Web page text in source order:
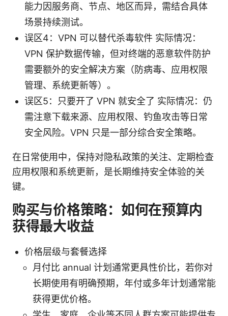
能力因服务商、节点、地区而异，需结合具体
场景持续测试。
误区4：VPN 可以替代杀毒软件 实际情况：
VPN 保护数据传输，但对终端的恶意软件防护
需要额外的安全解决方案（防病毒、应用权限
管理、系统更新等）。
误区5：只要开了 VPN 就安全了 实际情况：仍
需注意下载来源、应用权限、钓鱼攻击等日常
安全风险。VPN 只是一部分综合安全策略。
在日常使用中，保持对隐私政策的关注、定期检查
应用权限和系统更新，是长期维持安全体验的关
键。
购买与价格策略：如何在预算内
获得最大收益
价格层级与套餐选择
月付比 annual 计划通常更具性价比，若你对
长期使用有明确预期，年付或多年计划通常能
获得更优价格。